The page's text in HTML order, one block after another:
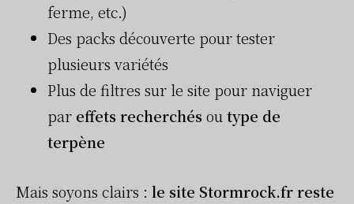
ferme, etc.)
Des packs découverte pour tester
plusieurs variétés
Plus de filtres sur le site pour naviguer
par effets recherchés ou type de
terpène
Mais soyons clairs : le site Stormrock.fr reste